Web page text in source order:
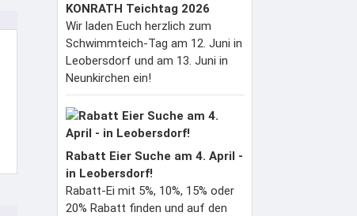
KONRATH Teichtag 2026
Wir laden Euch herzlich zum
Schwimmteich-Tag am 12. Juni in
Leobersdorf und am 13. Juni in
Neunkirchen ein!
Rabatt Eier Suche am 4. April -
in Leobersdorf!
Rabatt-Ei mit 5%, 10%, 15% oder
20% Rabatt finden und auf den